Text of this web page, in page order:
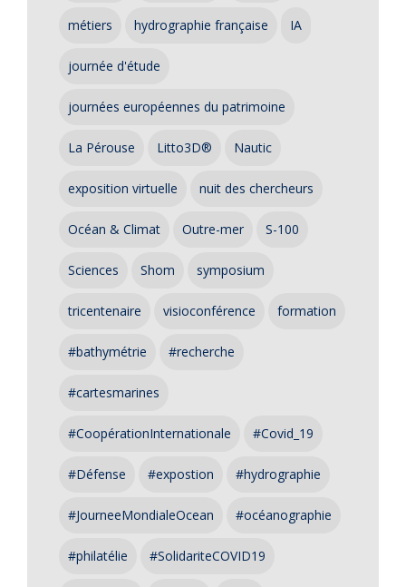
métiers hydrographie française IA
journée d'étude
journées européennes du patrimoine
La Pérouse Litto3D® Nautic
exposition virtuelle nuit des chercheurs
Océan & Climat Outre-mer S-100
Sciences Shom symposium
tricentenaire visioconférence formation
#bathymétrie #recherche
#cartesmarines
#CoopérationInternationale #Covid_19
#Défense #expostion #hydrographie
#JourneeMondialeOcean #océanographie
#philatélie #SolidariteCOVID19